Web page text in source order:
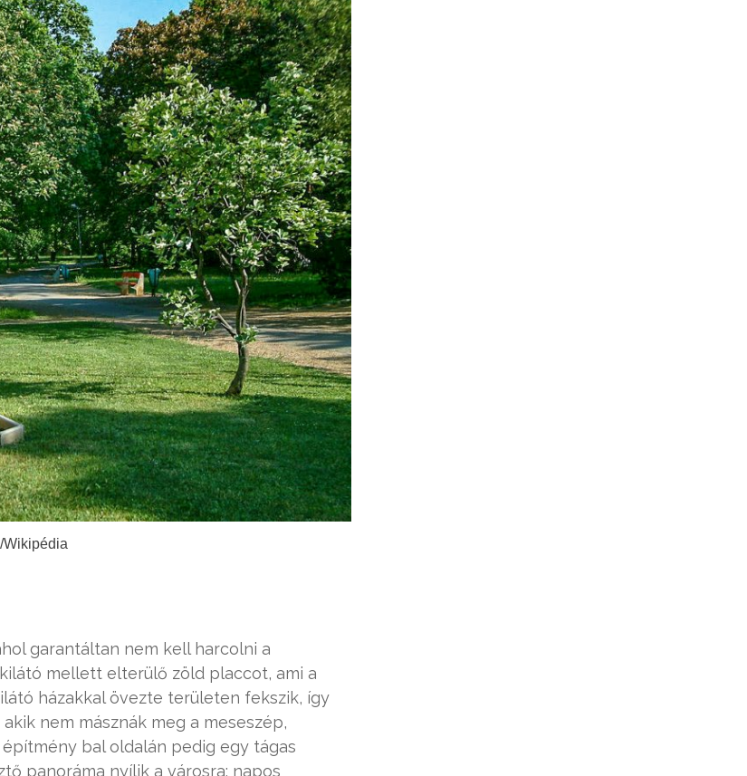
Wikipédia
garantáltan nem kell harcolni a
mellett elterülő zöld placcot, ami a
házakkal övezte területen fekszik, így
nem másznák meg a meseszép,
bal oldalán pedig egy tágas
panoráma nyílik a városra: napos